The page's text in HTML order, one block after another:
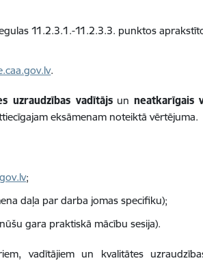
11.2.3.1.-11.2.3.3. punktos
.
uzraudzības vadītājsun neatkarīgais
eksāmenam noteiktā vērtējuma.
;
daļa par darba jomas specifiku);
gara praktiskā mācību sesija).
vadītājiem un kvalitātes